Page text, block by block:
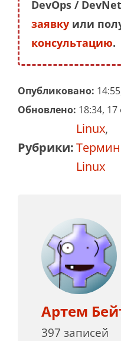
DevOps /
заявку или
консультацию.
Опубликовано:
Обновлено: 18:34, 17
Рубрики:
Linux,
Linux
Артем
397 записей